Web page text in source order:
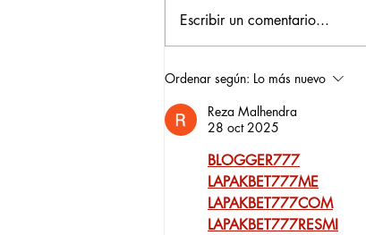
Construyendo su
camino: la historia de
Verónica Ardila Platín,
Escribir un comentario...
Ordenar según: Lo más nuevo
Reza Malhendra
28 oct 2025
BLOGGER777
LAPAKBET777ME
LAPAKBET777COM
LAPAKBET777RESMI